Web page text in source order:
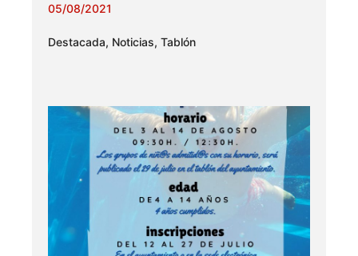
05/08/2021
Destacada, Noticias, Tablón